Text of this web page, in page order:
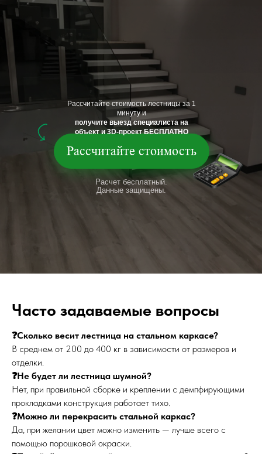
Рассчитайте стоимость
Расчет бесплатный.
Данные защищены.
Рассчитайте стоимость лестницы за 1
минуту и
получите выезд специалиста на
объект и 3D-проект БЕСПЛАТНО
Часто задаваемые вопросы
❓Сколько весит лестница на стальном каркасе?
В среднем от 200 до 400 кг в зависимости от размеров и
отделки.
❓Не будет ли лестница шумной?
Нет, при правильной сборке и креплении с демпфирующими
прокладками конструкция работает тихо.
❓Можно ли перекрасить стальной каркас?
Да, при желании цвет можно изменить — лучше всего с
помощью порошковой окраски.